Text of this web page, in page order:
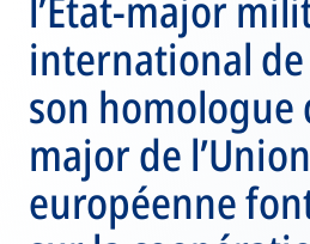
international de
son homologue
major de l’Union
européenne